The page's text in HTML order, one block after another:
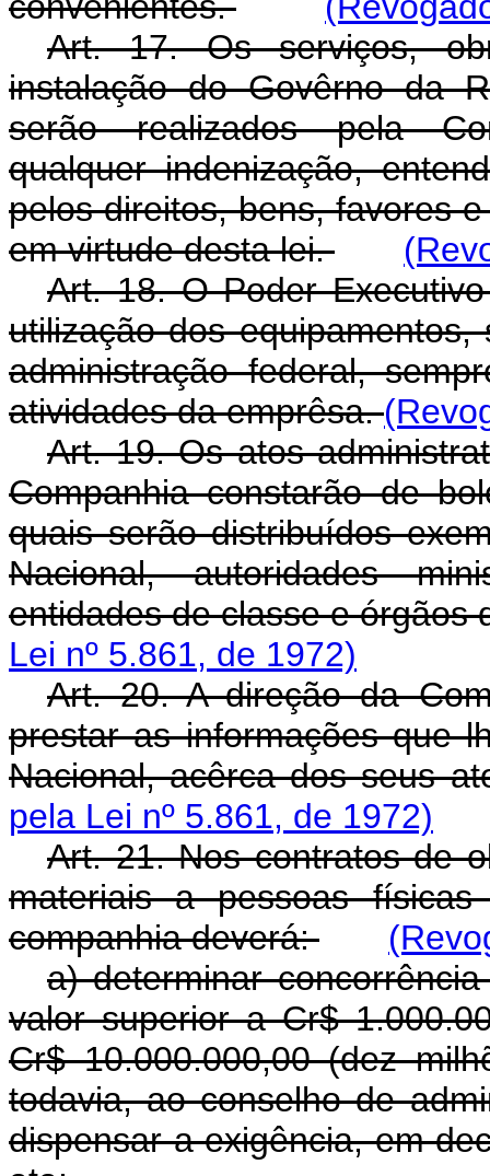
Art. 17. Os serviços,
instalação do Govêrno da
serão realizados pela
qualquer indenização,
pelos direitos, bens, favores
em virtude desta lei.
Art. 18. O Poder
utilização dos
administração federal,
atividades da emprêsa.
Art. 19. Os atos
Companhia constarão de
quais serão distribuídos
Nacional, autoridades
entidades de classe e órgãos
Lei nº 5.861, de 1972)
Art. 20. A direção da
prestar as informações que
Nacional, acêrca dos seus
pela Lei nº 5.861, de 1972)
Art. 21. Nos contratos de
materiais a pessoas
companhia deverá:
a) determinar
valor superior a Cr$
Cr$ 10.000.000,00 (dez
todavia, ao conselho de
dispensar a exigência, em